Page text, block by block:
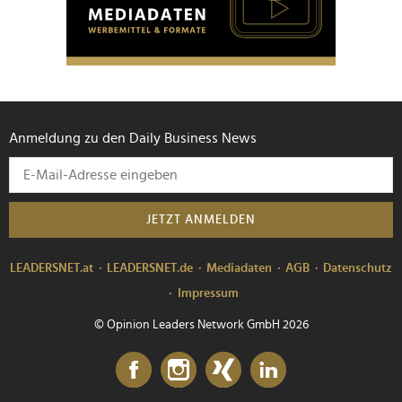
personalisieren, Funktionen für soziale Medien anbieten
zu können und die Zugriffe auf unsere Website zu
analysieren. Außerdem geben wir Informationen zu Ihrer
soziale Medien, Werbung und Analysen weiter. Unsere
weiteren Daten zusammen, die Sie ihnen bereitgestellt
haben oder die sie im Rahmen Ihrer Nutzung der Dienste
gesammelt haben.
Anmeldung zu den Daily Business News
JETZT ANMELDEN
LEADERSNET.at LEADERSNET.de Mediadaten AGB
Datenschutz
Impressum
© Opinion Leaders Network GmbH 2026